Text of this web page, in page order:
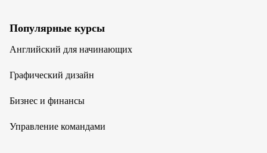
Популярные курсы
Английский для начинающих
Графический дизайн
Бизнес и финансы
Управление командами